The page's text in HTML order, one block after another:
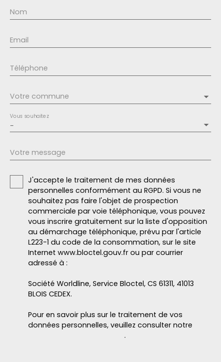
Nom
Email
Téléphone
Votre commune
-
Vous souhaitez
Votre message
J'accepte le traitement de mes données
personnelles conformément au RGPD. Si vous ne
souhaitez pas faire l'objet de prospection
commerciale par voie téléphonique, vous pouvez
vous inscrire gratuitement sur la liste d'opposition
au démarchage téléphonique, prévu par l'article
L223-1 du code de la consommation, sur le site
Internet www.bloctel.gouv.fr ou par courrier
adressé à :
Société Worldline, Service Bloctel, CS 61311, 41013
BLOIS CEDEX.
Pour en savoir plus sur le traitement de vos
données personnelles, veuillez consulter notre
.